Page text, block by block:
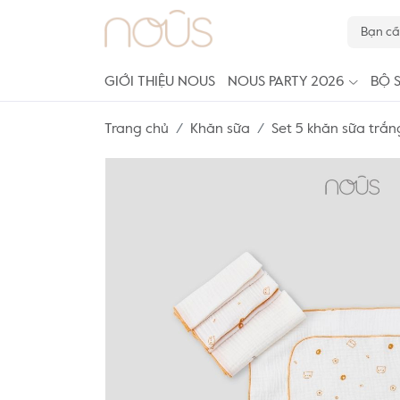
GIỚI THIỆU NOUS NOUS PARTY 2026 BỘ
Trang chủ Khăn sữa Set 5 khăn sữa